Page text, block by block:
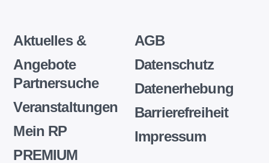
Aktuelles &
Angebote
Partnersuche
Veranstaltungen
Mein RP
PREMIUM
AGB
Datenschutz
Datenerhebung
Barrierefreiheit
Impressum